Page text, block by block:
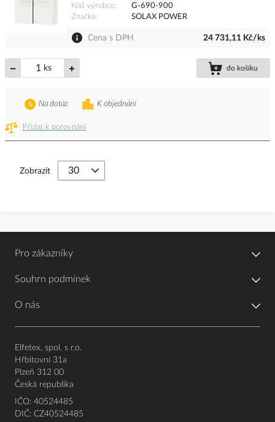
Kód výrobce
G-690-900
Značka
SOLAX POWER
Cena s DPH 24 731,11 Kč/ks
ks do košíku
Přidat k porovnání
K objednání
Na dotaz
Zobrazit
Pro zákazníky
Souhrn podmínek
O nás
Elfetex, spol. s r.o.
Hřbitovní 31a
Plzeň 312 00
Česká republika
IČO: 40524485
DIČ: CZ40524485